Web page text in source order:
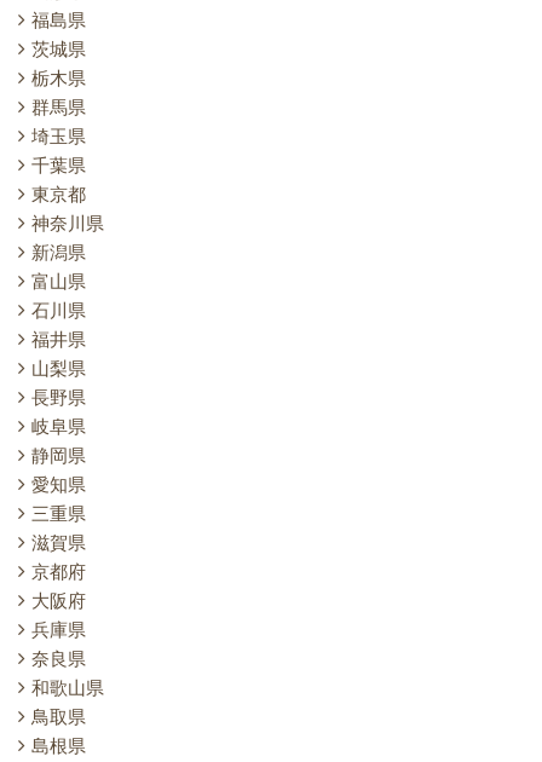
福島県
茨城県
栃木県
群馬県
埼玉県
千葉県
東京都
神奈川県
新潟県
富山県
石川県
福井県
山梨県
長野県
岐阜県
静岡県
愛知県
三重県
滋賀県
京都府
大阪府
兵庫県
奈良県
和歌山県
鳥取県
島根県